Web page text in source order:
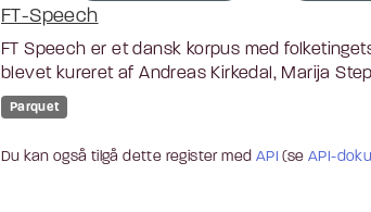
FT-Speech
FT Speech er et dansk korpus med
blevet kureret af Andreas Kirkedal, Marija
Parquet
Du kan også tilgå dette register med API (seAPI-